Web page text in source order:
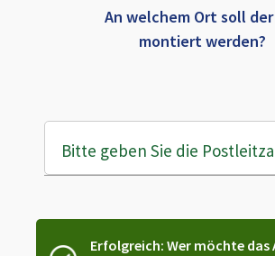
An welchem Ort soll
montiert werden?
Bitte geben Sie die
Erfolgreich: Wer möchte das